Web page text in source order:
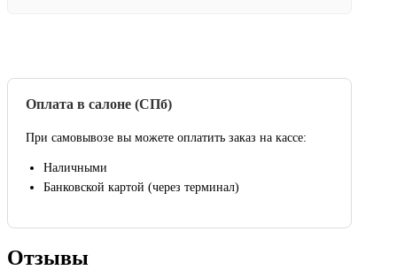
Оплата в салоне (СПб)
При самовывозе вы можете оплатить заказ на кассе:
Наличными
Банковской картой (через терминал)
Отзывы